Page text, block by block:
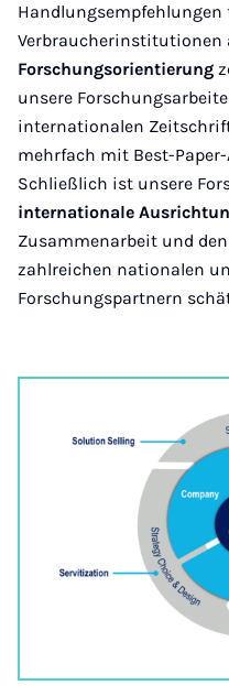
Verbraucherinstitutionen
Forschungsorientierung
unsere
internationalen
mehrfach mit Best-
Schließlich ist unsere
internationale
Zusammenarbeit und
zahlreichen nationalen
Forschungspartnern